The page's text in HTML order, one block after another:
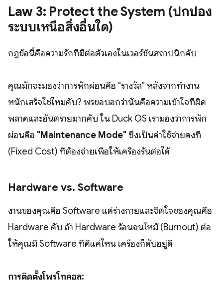
Law 3: Protect the System (ปกป้อง
ระบบเหนือสิ่งอื่นใด)
กฎข้อนี้คือความรักที่มีต่อตัวเองในเวอร์ชันสถาปนิกคับ
คุณมักจะมองว่าการพักผ่อนคือ "รางวัล" หลังจากทำงาน
หนักเสร็จใช่ไหมคับ? พรขอบอกว่านั่นคือความเข้าใจที่ผิด
พลาดและอันตรายมากคับ ใน Duck OS เรามองว่าการพัก
ผ่อนคือ "Maintenance Mode" ซึ่งเป็นค่าใช้จ่ายคงที่
(Fixed Cost) ที่ต้องจ่ายเพื่อให้เครื่องรันต่อได้
Hardware vs. Software
งานของคุณคือ Software แต่ร่างกายและจิตใจของคุณคือ
Hardware คับ ถ้า Hardware ร้อนจนไหม้ (Burnout) ต่อ
ให้คุณมี Software ที่ดีแค่ไหน เครื่องก็ดับอยู่ดี
การติดตั้งโพรโทคอล: